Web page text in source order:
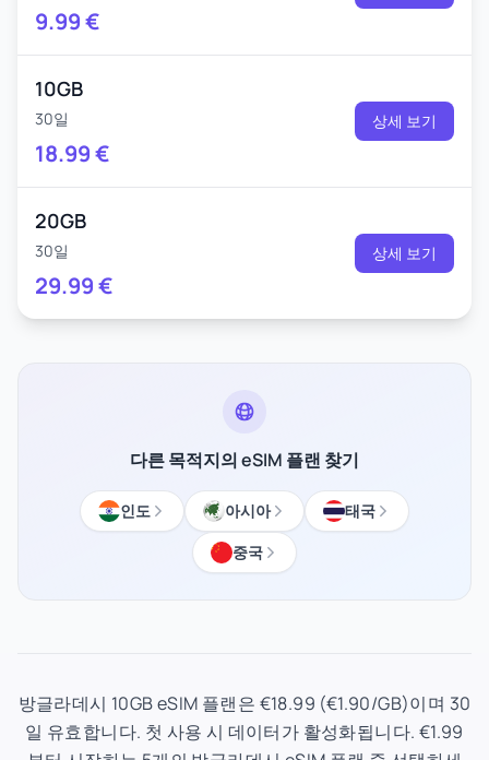
9.99€
10GB
30일
18.99€
상세 보기
20GB
30일
29.99€
상세 보기
다른 목적지의 eSIM 플랜 찾기
인도 아시아
태국
중국
방글라데시 10GB eSIM 플랜은 €18.99 (€1.90/GB)이며 30
일 유효합니다. 첫 사용 시 데이터가 활성화됩니다. €1.99